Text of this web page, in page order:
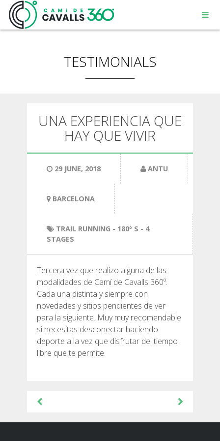
A PATH WITH HISTORY
360° ROUTE
13 STAGES
10 STAGES
8 STAGES
7 STAGES
STAGE SELECTIONS
TESTIMONIALS
UNA EXPERIENCIA QUE
HAY QUE VIVIR
29 JUNE, 2018 ANTU
BARCELONA
TRAIL RUNNING - 180º S - 4
STAGES
Tercera vez que realizo alguna de las
modalidades de Camí de Cavalls 360º.
Cada una distinta y siempre con
novedades y sitios pendientes de ver
para la siguiente. Muy muy recomendable
si necesitas desconectar haciendo
deporte a la vez que disfrutar del tiempo
libre que te permite.
Post
navigation